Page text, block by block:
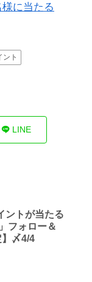
に当たる
ント
LINE
ントが当たる
フォロー＆
〆4/4